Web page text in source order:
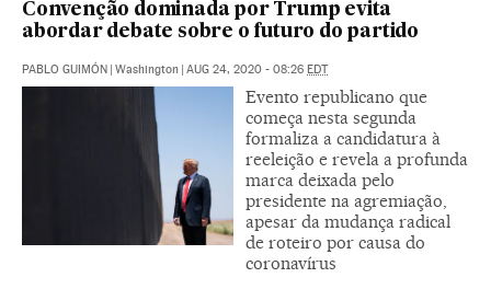
Convenção dominada por Trump evita
abordar debate sobre o futuro do partido
PABLO GUIMÓN | Washington | AUG 24, 2020 - 08:26 EDT
Evento republicano que
começa nesta segunda
formaliza a candidatura à
reeleição e revela a profunda
marca deixada pelo
presidente na agremiação,
apesar da mudança radical
de roteiro por causa do
coronavírus